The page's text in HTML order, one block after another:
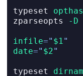
typeset
zparseopts
-D
infile=" $1"
date=" $2"
typeset